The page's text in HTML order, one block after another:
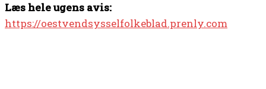
Læs hele ugens avis:
https://oestvendsysselfolkeblad.prenly.com